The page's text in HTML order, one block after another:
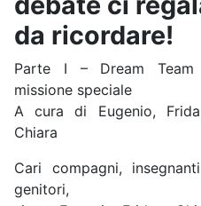
da ricordare!
Parte I – Dream
missione speciale
A cura di Eugenio,
Chiara
Cari compagni,
genitori,